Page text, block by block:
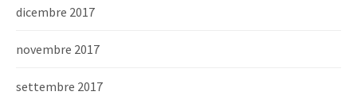
dicembre 2017
novembre 2017
settembre 2017